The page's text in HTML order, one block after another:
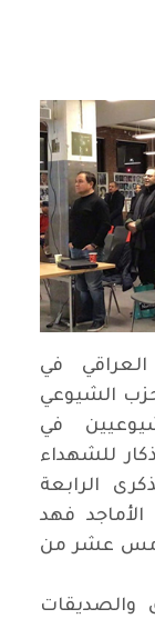
في
الشيوعي
في
حفل استذكار للشهداء
الرابعة
فهد
عشر من
والصديقات